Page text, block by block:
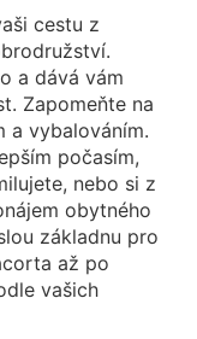
cestu z
a dává vám
Zapomeňte na
a vybalováním.
počasím,
nebo si z
obytného
základnu pro
až po
vašich